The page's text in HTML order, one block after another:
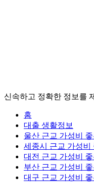
신속하고 정확한 정보를
홈
대출 생활정보
울산 근교 가성비
세종시 근교 가성비
대전 근교 가성비
부산 근교 가성비
대구 근교 가성비